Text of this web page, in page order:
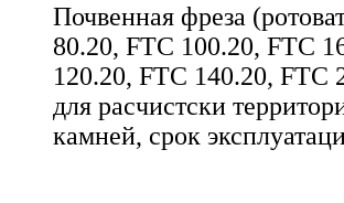
Почвенная фреза
80.20, FTC 100.20, FTC
120.20, FTC 140.20, FTC
для расчистски
камней, срок